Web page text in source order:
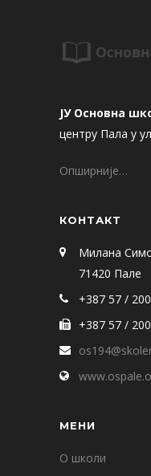
ЈУ Основна
центру Пала у
Опширније…
КОНТАКТ
Милана
71420 Пале
+387 57 /
+387 57 /
МЕНИ
О школи